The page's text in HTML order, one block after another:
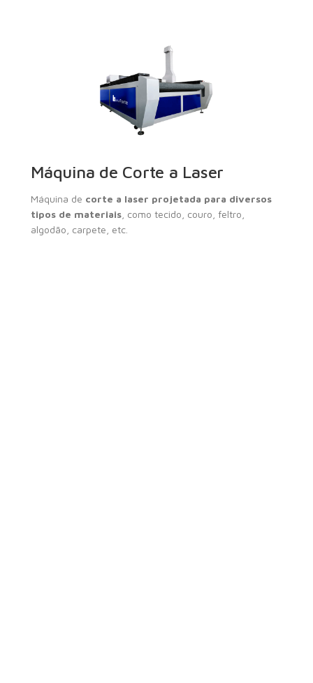
Máquina de Corte a Laser
Máquina de corte a laser projetada para diversos
tipos de materiais , como tecido, couro, feltro,
algodão, carpete, etc.